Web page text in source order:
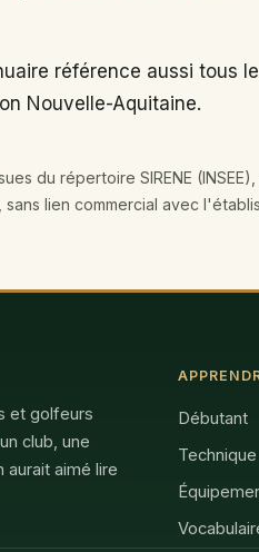
référence aussi tous
Nouvelle-Aquitaine.
du répertoire SIRENE
sans lien commercial avec
et golfeurs
club, une
aurait aimé lire
Débutant
Technique